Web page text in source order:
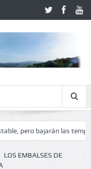
bajarán las temperaturas
LOS EMBALSES DE